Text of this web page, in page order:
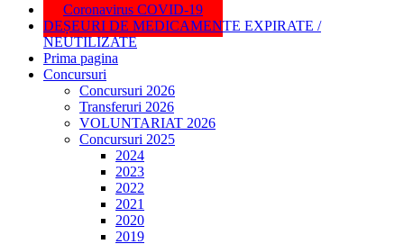
Coronavirus COVID-19
DEȘEURI DE MEDICAMENTE EXPIRATE /
NEUTILIZATE
Prima pagina
Concursuri
Concursuri 2026
Transferuri 2026
VOLUNTARIAT 2026
Concursuri 2025
2024
2023
2022
2021
2020
2019